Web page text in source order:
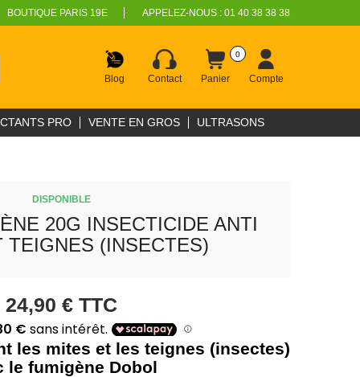
BOUTIQUE PARIS 19E APPELEZ-NOUS : 01 40 38 38 38
Blog Contact Panier
0
Compte
PRO VENTE EN GROS ULTRASONS
DISPONIBLE
20G INSECTICIDE ANTI
TEIGNES (INSECTES)
24,90 € TTC
les mites et les teignes (insectes)
le fumigène Dobol